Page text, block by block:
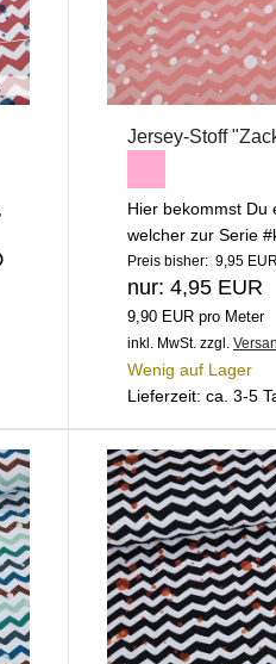
Jersey-Stoff
Hier bekommst Du
welcher zur Serie
Preis bisher: 9,95 EUR
nur: 4,95 EUR
9,90 EUR pro Meter
inkl. MwSt. zzgl.
Wenig auf Lager
Lieferzeit: ca. 3-5